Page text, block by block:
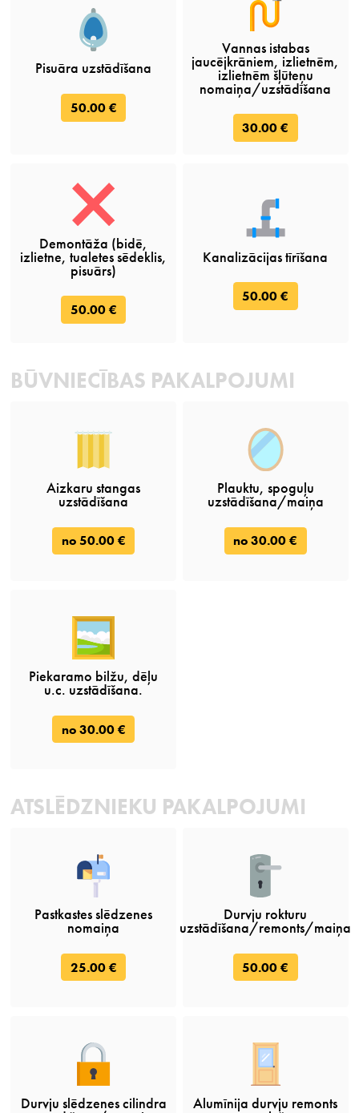
Pisuāra uzstādīšana
50.00 €
Vannas istabas
jaucējkrāniem, izlietnēm,
izlietnēm šļūteņu
nomaiņa/uzstādīšana
30.00 €
Demontāža (bidē,
izlietne, tualetes sēdeklis,
pisuārs)
50.00 €
Kanalizācijas tīrīšana
50.00 €
BŪVNIECĪBAS PAKALPOJUMI
Aizkaru stangas
uzstādīšana
no 50.00 €
Plauktu, spoguļu
uzstādīšana/maiņa
no 30.00 €
Piekaramo bilžu, dēļu
u.c. uzstādīšana.
no 30.00 €
ATSLĒDZNIEKU PAKALPOJUMI
Pastkastes slēdzenes
nomaiņa
25.00 €
Durvju rokturu
uzstādīšana/remonts/maiņa
50.00 €
Durvju slēdzenes cilindra Alumīnija durvju remonts